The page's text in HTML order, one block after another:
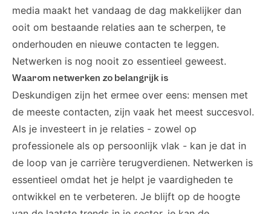
media maakt het vandaag de dag makkelijker dan
ooit om bestaande relaties aan te scherpen, te
onderhouden en nieuwe contacten te leggen.
Netwerken is nog nooit zo essentieel geweest.
Waarom netwerken zo belangrijk is
Deskundigen zijn het ermee over eens: mensen met
de meeste contacten, zijn vaak het meest succesvol.
Als je investeert in je relaties - zowel op
professionele als op persoonlijk vlak - kan je dat in
de loop van je carrière terugverdienen. Netwerken is
essentieel omdat het je helpt je vaardigheden te
ontwikkel en te verbeteren. Je blijft op de hoogte